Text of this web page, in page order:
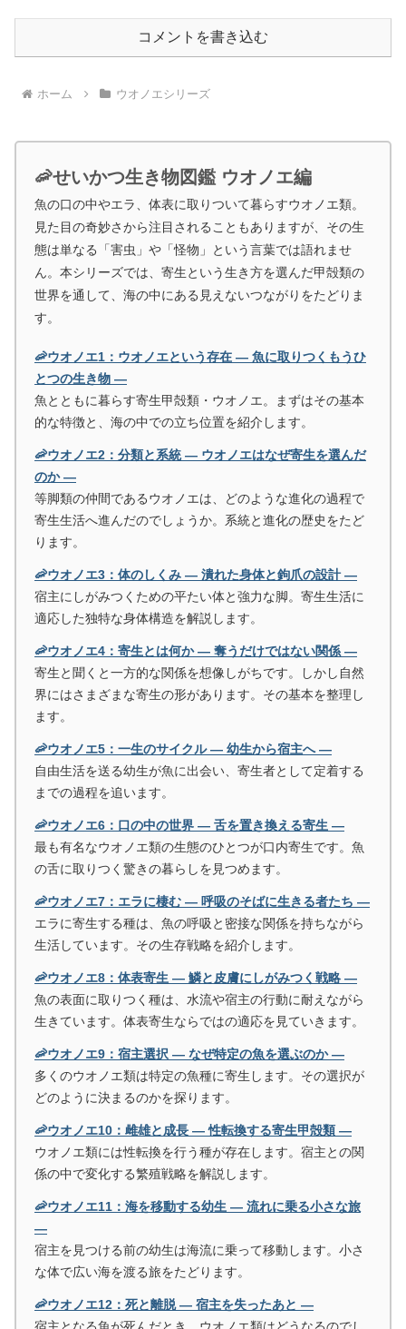
コメントを書き込む
ホーム ウオノエシリーズ
🦐せいかつ生き物図鑑 ウオノエ編
魚の口の中やエラ、体表に取りついて暮らすウオノエ類。
見た目の奇妙さから注目されることもありますが、その生
態は単なる「害虫」や「怪物」という言葉では語れませ
ん。本シリーズでは、寄生という生き方を選んだ甲殻類の
世界を通して、海の中にある見えないつながりをたどりま
す。
🦐ウオノエ1：ウオノエという存在 ― 魚に取りつくもうひ
とつの生き物 ―
魚とともに暮らす寄生甲殻類・ウオノエ。まずはその基本
的な特徴と、海の中での立ち位置を紹介します。
🦐ウオノエ2：分類と系統 ― ウオノエはなぜ寄生を選んだ
のか ―
等脚類の仲間であるウオノエは、どのような進化の過程で
寄生生活へ進んだのでしょうか。系統と進化の歴史をたど
ります。
🦐ウオノエ3：体のしくみ ― 潰れた身体と鉤爪の設計 ―
宿主にしがみつくための平たい体と強力な脚。寄生生活に
適応した独特な身体構造を解説します。
🦐ウオノエ4：寄生とは何か ― 奪うだけではない関係 ―
寄生と聞くと一方的な関係を想像しがちです。しかし自然
界にはさまざまな寄生の形があります。その基本を整理し
ます。
🦐ウオノエ5：一生のサイクル ― 幼生から宿主へ ―
自由生活を送る幼生が魚に出会い、寄生者として定着する
までの過程を追います。
🦐ウオノエ6：口の中の世界 ― 舌を置き換える寄生 ―
最も有名なウオノエ類の生態のひとつが口内寄生です。魚
の舌に取りつく驚きの暮らしを見つめます。
🦐ウオノエ7：エラに棲む ― 呼吸のそばに生きる者たち ―
エラに寄生する種は、魚の呼吸と密接な関係を持ちながら
生活しています。その生存戦略を紹介します。
🦐ウオノエ8：体表寄生 ― 鱗と皮膚にしがみつく戦略 ―
魚の表面に取りつく種は、水流や宿主の行動に耐えながら
生きています。体表寄生ならではの適応を見ていきます。
🦐ウオノエ9：宿主選択 ― なぜ特定の魚を選ぶのか ―
多くのウオノエ類は特定の魚種に寄生します。その選択が
どのように決まるのかを探ります。
🦐ウオノエ10：雌雄と成長 ― 性転換する寄生甲殻類 ―
ウオノエ類には性転換を行う種が存在します。宿主との関
係の中で変化する繁殖戦略を解説します。
🦐ウオノエ11：海を移動する幼生 ― 流れに乗る小さな旅
―
宿主を見つける前の幼生は海流に乗って移動します。小さ
な体で広い海を渡る旅をたどります。
🦐ウオノエ12：死と離脱 ― 宿主を失ったあと ―